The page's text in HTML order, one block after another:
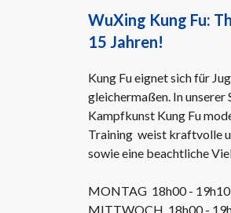
WuXing Kung Fu:
15 Jahren!
Kung Fu eignet sich für
gleichermaßen. In
Kampfkunst Kung Fu
Training weist kraftvolle
sowie eine beachtliche
MONTAG 18h00 - 19h10
MITTWOCH 18h00 -